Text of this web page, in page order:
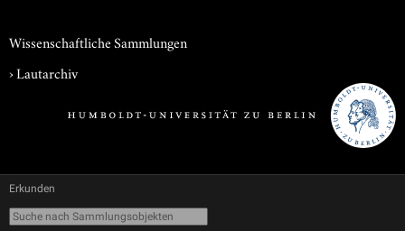
Wissenschaftliche Sammlungen
›Lautarchiv
Erkunden